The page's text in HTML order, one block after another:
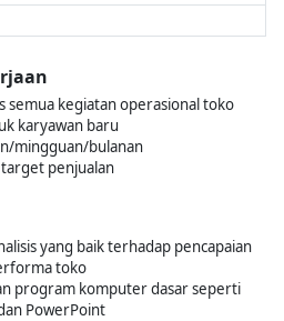
semua kegiatan operasional toko
karyawan baru
mingguan/bulanan
target penjualan
yang baik terhadap pencapaian
toko
program komputer dasar seperti
PowerPoint